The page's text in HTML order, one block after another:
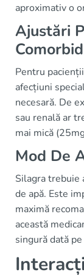
aproximativ o
Ajustări
Pentru
afecțiuni
necesară. De
sau renală ar
mai mică
Mod De
Silagra trebuie
de apă. Este
maximă
această
singură dată pe